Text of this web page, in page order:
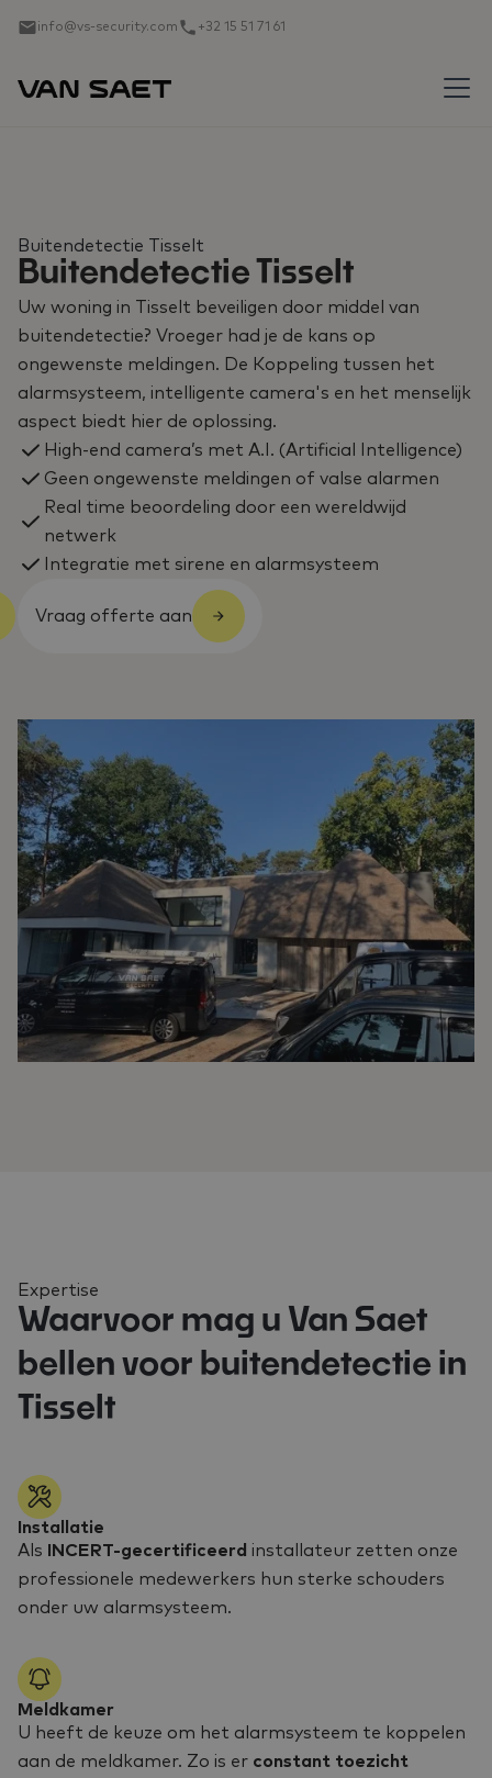
info@vs-security.com +32 15 51 71 61
Buitendetectie Tisselt
Buitendetectie Tisselt
Uw woning in Tisselt beveiligen door middel van
buitendetectie? Vroeger had je de kans op
ongewenste meldingen. De Koppeling tussen het
alarmsysteem, intelligente camera's en het menselijk
aspect biedt hier de oplossing.
High-end camera’s met A.I. (Artificial Intelligence)
Geen ongewenste meldingen of valse alarmen
Real time beoordeling door een wereldwijd
netwerk
Integratie met sirene en alarmsysteem
Vraag offerte aan
Expertise
Waarvoor mag u Van Saet
bellen voor buitendetectie in
Tisselt
Installatie
Als
INCERT-gecertificeerd installateur zetten onze
professionele medewerkers hun sterke schouders
onder uw alarmsysteem.
Meldkamer
U heeft de keuze om het alarmsysteem te koppelen
aan de meldkamer. Zo is er constant toezicht